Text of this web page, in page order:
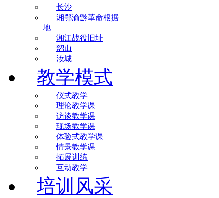
长沙
湘鄂渝黔革命根据
地
湘江战役旧址
韶山
汝城
教学模式
仪式教学
理论教学课
访谈教学课
现场教学课
体验式教学课
情景教学课
拓展训练
互动教学
培训风采